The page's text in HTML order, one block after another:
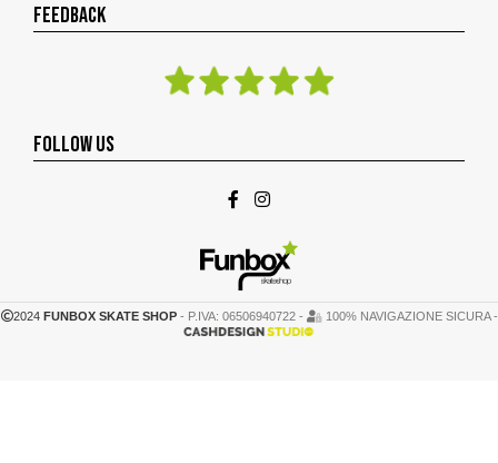
FEEDBACK
FOLLOW US
2024 FUNBOX SKATE SHOP- P.IVA: 06506940722 - 100% NAVIGAZIONE SICURA -